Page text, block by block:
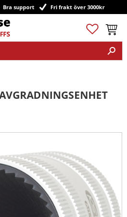
Bra support Fri frakt över 3000kr
Favoriter